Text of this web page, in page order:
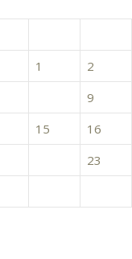
1
2
9
15
16
23